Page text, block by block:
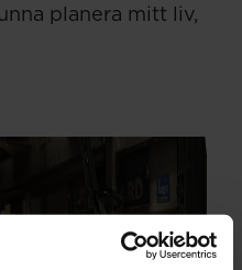
planera mitt liv,